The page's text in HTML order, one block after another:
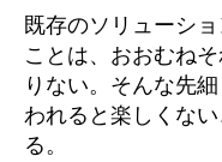
へ
の
既存のソリューシ
ことは、おおむね
りない。そんな先
われると楽しくな
る。